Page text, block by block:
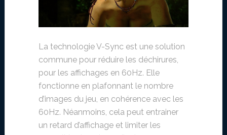
La technologie V-Sync est une solution
commune pour réduire les déchirures,
pour les affichages en 60Hz. Elle
fonctionne en plafonnant le nombre
d’images du jeu, en cohérence avec les
60Hz. Néanmoins, cela peut entrainer
un retard d’affichage et limiter les